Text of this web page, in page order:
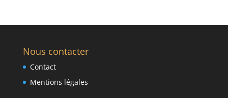
Nous contacter
Contact
Mentions légales